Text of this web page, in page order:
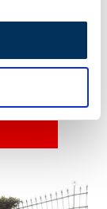
zu Ihrer
für
Unsere
der Dienste